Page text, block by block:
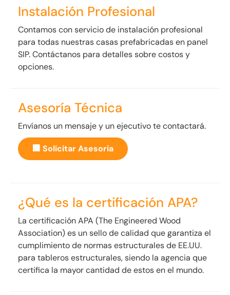
Instalación Profesional
Contamos con servicio de instalación profesional
para todas nuestras casas prefabricadas en panel
SIP. Contáctanos para detalles sobre costos y
opciones.
Asesoría Técnica
Envíanos un mensaje y un ejecutivo te contactará.
🏢 Solicitar Asesoría
¿Qué es la certificación APA?
La certificación APA (The Engineered Wood
Association) es un sello de calidad que garantiza el
cumplimiento de normas estructurales de EE.UU.
para tableros estructurales, siendo la agencia que
certifica la mayor cantidad de estos en el mundo.